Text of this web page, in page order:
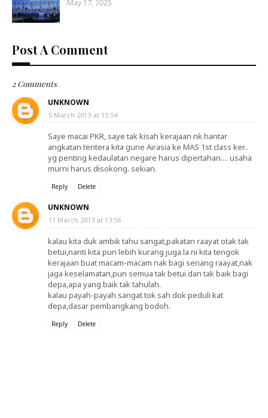
May 17, 2025
Post A Comment
2 Comments
UNKNOWN
5 March 2013 at 15:54
Saye macai PKR, saye tak kisah kerajaan nk hantar
angkatan tentera kita gune Airasia ke MAS 1st class ker..
yg penting kedaulatan negare harus dipertahan.... usaha
murni harus disokong. sekian.
Reply Delete
UNKNOWN
11 March 2013 at 13:56
kalau kita duk ambik tahu sangat,pakatan raayat otak tak
betui,nanti kita pun lebih kurang juga.la ni kita tengok
kerajaan buat macam-macam nak bagi senang raayat,nak
jaga keselamatan,pun semua tak betui dan tak baik bagi
depa,apa yang baik tak tahulah.
kalau payah-payah sangat tok sah dok peduli kat
depa,dasar pembangkang bodoh.
Reply Delete